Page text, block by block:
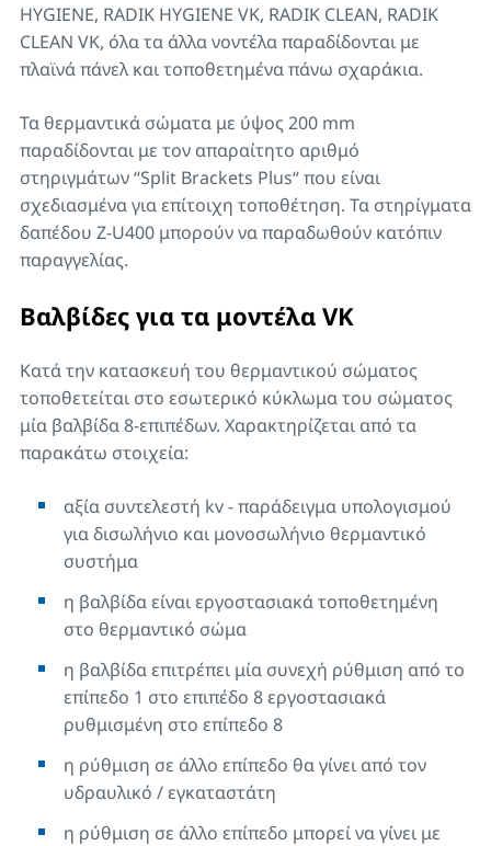
HYGIENE, RADIK HYGIENE VK, RADIK CLEAN, RADIK
CLEAN VK, όλα τα άλλα νοντέλα παραδίδονται με
πλαϊνά πάνελ και τοποθετημένα πάνω σχαράκια.
Τα θερμαντικά σώματα με ύψος 200 mm
παραδίδονται με τον απαραίτητο αριθμό
στηριγμάτων “Split Brackets Plus“ που είναι
σχεδιασμένα για επίτοιχη τοποθέτηση. Τα στηρίγματα
δαπέδου Z-U400 μπορούν να παραδωθούν κατόπιν
παραγγελίας.
Βαλβίδες για τα μοντέλα VK
Κατά την κατασκευή του θερμαντικού σώματος
τοποθετείται στο εσωτερικό κύκλωμα του σώματος
μία βαλβίδα 8-επιπέδων. Χαρακτηρίζεται από τα
παρακάτω στοιχεία:
αξία συντελεστή kv - παράδειγμα υπολογισμού
για δισωλήνιο και μονοσωλήνιο θερμαντικό
συστήμα
η βαλβίδα είναι εργοστασιακά τοποθετημένη
στο θερμαντικό σώμα
η βαλβίδα επιτρέπει μία συνεχή ρύθμιση από το
επίπεδο 1 στο επιπέδο 8 εργοστασιακά
ρυθμισμένη στο επίπεδο 8
η ρύθμιση σε άλλο επίπεδο θα γίνει από τον
υδραυλικό / εγκαταστάτη
η ρύθμιση σε άλλο επίπεδο μπορεί να γίνει με